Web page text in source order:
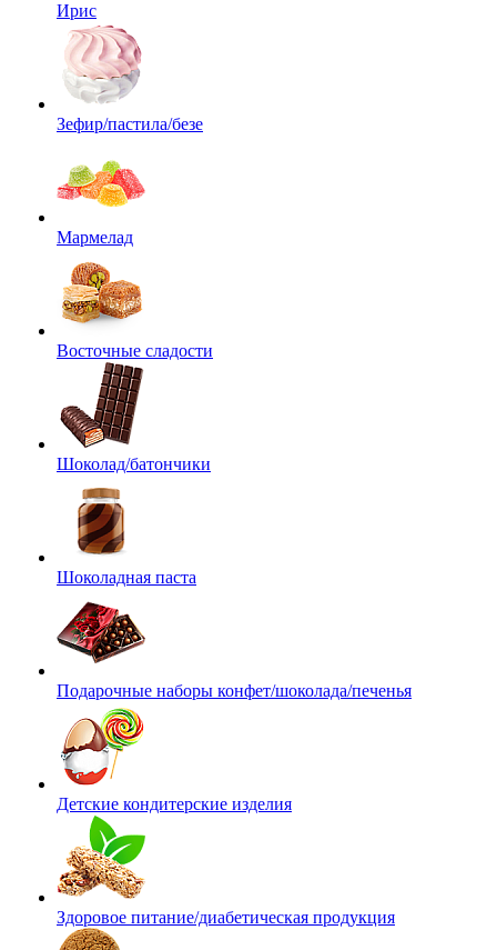
Ирис
Зефир/пастила/безе
Мармелад
Восточные сладости
Шоколад/батончики
Шоколадная паста
Подарочные наборы конфет/шоколада/печенья
Детские кондитерские изделия
Здоровое питание/диабетическая продукция